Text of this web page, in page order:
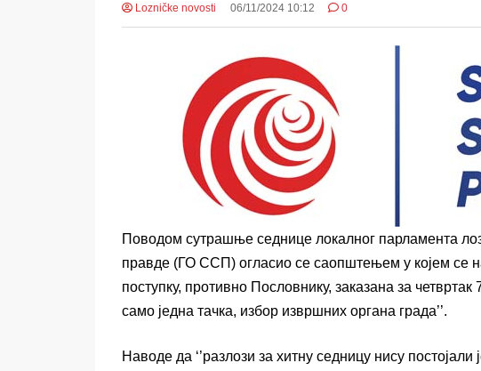
Lozničke novosti 06/11/2024 10:12 0
Поводом сутрашње седнице локалног парламента
правде (ГО ССП) огласио се саопштењем у којем се
поступку, противно Пословнику, заказана за
само једна тачка, избор извршних органа града’’.
Наводе да ‘’разлози за хитну седницу нису